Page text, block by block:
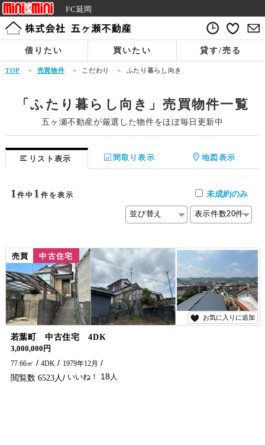
FC延岡
借りたい 買いたい 貸す/売る
TOP > 売買物件 > こだわり > ふたり暮らし向き
「ふたり暮らし向き」売買物件一覧
五ヶ瀬不動産が厳選した物件をほぼ毎日更新中
リスト表示 間取り表示 地図表示
1件中 1件を表示 未成約のみ
売買 中古住宅
お気に入りに追加
若葉町 中古住宅 4DK
3,000,000円
77.66㎡
4DK 1979年12月
6523 18